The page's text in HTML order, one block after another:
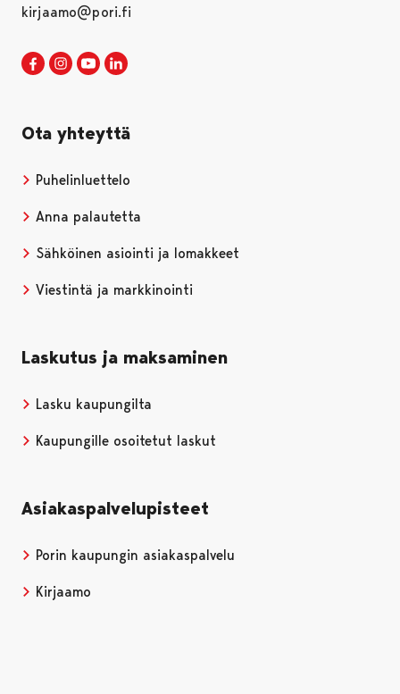
kirjaamo@pori.fi
Porin kaupunki Facebookissa
Avautuu uudessa välilehdessä
Porin kaupunki Instagramissa
Avautuu uudessa välilehdessä
Porin kaupunki Youtubessa
Avautuu uudessa välilehdessä
Ota yhteyttä
Puhelinluettelo
Anna palautetta
Sähköinen asiointi ja lomakkeet
Viestintä ja markkinointi
Laskutus ja maksaminen
Lasku kaupungilta
Kaupungille osoitetut laskut
Asiakaspalvelupisteet
Porin kaupungin asiakaspalvelu
Kirjaamo